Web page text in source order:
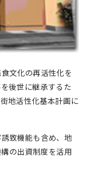
文化の再活性化を
後世に継承するた
地活性化基本計画に
致機能も含め、地
の出資制度を活用